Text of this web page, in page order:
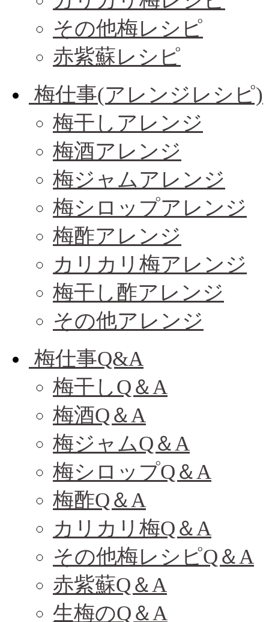
その他梅レシピ
赤紫蘇レシピ
梅仕事(アレンジレシピ)
梅干しアレンジ
梅酒アレンジ
梅ジャムアレンジ
梅シロップアレンジ
梅酢アレンジ
カリカリ梅アレンジ
梅干し酢アレンジ
その他アレンジ
梅仕事Q&A
梅干しQ＆A
梅酒Q＆A
梅ジャムQ＆A
梅シロップQ＆A
梅酢Q＆A
カリカリ梅Q＆A
その他梅レシピQ＆A
赤紫蘇Q＆A
生梅のQ＆A